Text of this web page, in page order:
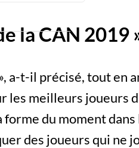
la CAN 2019
a-t-il précisé, tout en
les meilleurs joueurs
du moment dans
des joueurs qui ne